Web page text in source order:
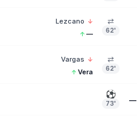
Lezcano ↓
↑ —
⇄
62'
Vargas ↓
↑ Vera
⇄
62'
⚽
73' —